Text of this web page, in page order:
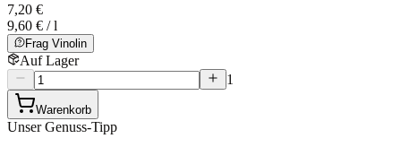
7,20 €
9,60 € / l
Frag Vinolin
Auf Lager
1
Warenkorb
Unser Genuss-Tipp